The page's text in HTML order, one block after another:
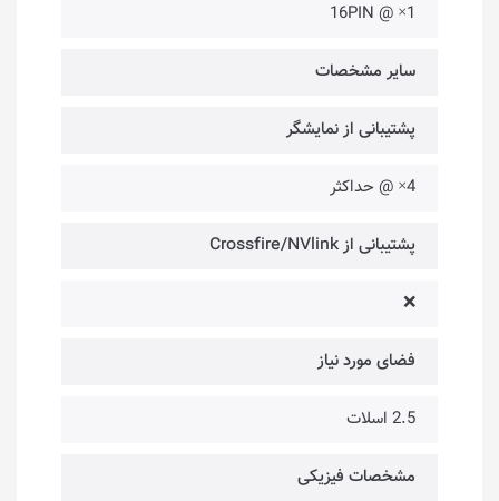
16PIN @ ×1
سایر مشخصات
پشتیبانی از نمایشگر
4× @ حداکثر
پشتیبانی از Crossfire/NVlink
❌
فضای مورد نیاز
2.5 اسلات
مشخصات فیزیکی